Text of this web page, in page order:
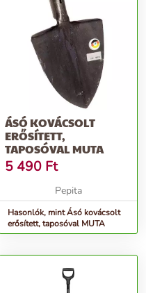
ÁSÓ KOVÁCSOLT
ERŐSÍTETT,
TAPOSÓVAL MUTA
5 490 Ft
Pepita
Hasonlók, mint Ásó kovácsolt
erősített, taposóval MUTA